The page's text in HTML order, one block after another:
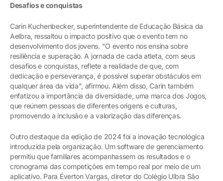
Desafios e conquistas
Carin Kuchenbecker, superintendente de Educação Básica da
Aelbra, ressaltou o impacto positivo que o evento tem no
desenvolvimento dos jovens. "O evento nos ensina sobre
resiliência e superação. A jornada de cada atleta, com seus
desafios e conquistas, reflete a realidade de que, com
dedicação e perseverança, é possível superar obstáculos em
qualquer área da vida", afirmou. Além disso, Carin também
enfatizou a importância da diversidade, uma marca dos Jogos,
que reúnem pessoas de diferentes origens e culturas,
promovendo a inclusão e a valorização das diferenças.
Outro destaque da edição de 2024 foi a inovação tecnológica
introduzida pela organização. Um software de gerenciamento
permitiu que familiares acompanhassem os resultados e o
cronograma das competições em tempo real por meio de um
aplicativo. Para Éverton Vargas, diretor do Colégio Ulbra São